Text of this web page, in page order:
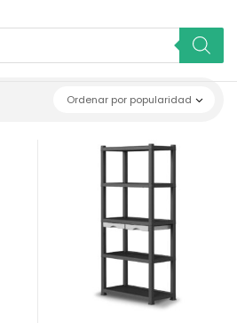
Ordenar por popularidad